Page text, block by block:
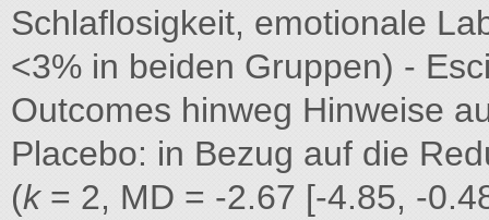
Schlaflosigkeit, emotionale
<3% in beiden Gruppen) -
Outcomes hinweg Hinweise
Placebo: in Bezug auf die
(k= 2, MD = -2.67 [-4.85, -